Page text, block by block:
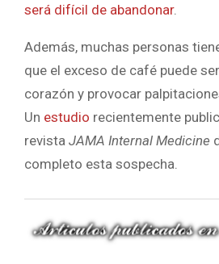
será difícil de abandonar.
Además, muchas personas
que el exceso de café puede
corazón y provocar
Un estudio recientemente
revista JAMA Internal Medicine
completo esta sospecha.